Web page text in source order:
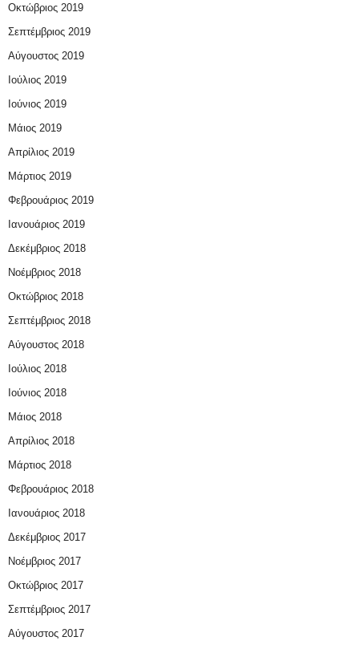
Οκτώβριος 2019
Σεπτέμβριος 2019
Αύγουστος 2019
Ιούλιος 2019
Ιούνιος 2019
Μάιος 2019
Απρίλιος 2019
Μάρτιος 2019
Φεβρουάριος 2019
Ιανουάριος 2019
Δεκέμβριος 2018
Νοέμβριος 2018
Οκτώβριος 2018
Σεπτέμβριος 2018
Αύγουστος 2018
Ιούλιος 2018
Ιούνιος 2018
Μάιος 2018
Απρίλιος 2018
Μάρτιος 2018
Φεβρουάριος 2018
Ιανουάριος 2018
Δεκέμβριος 2017
Νοέμβριος 2017
Οκτώβριος 2017
Σεπτέμβριος 2017
Αύγουστος 2017